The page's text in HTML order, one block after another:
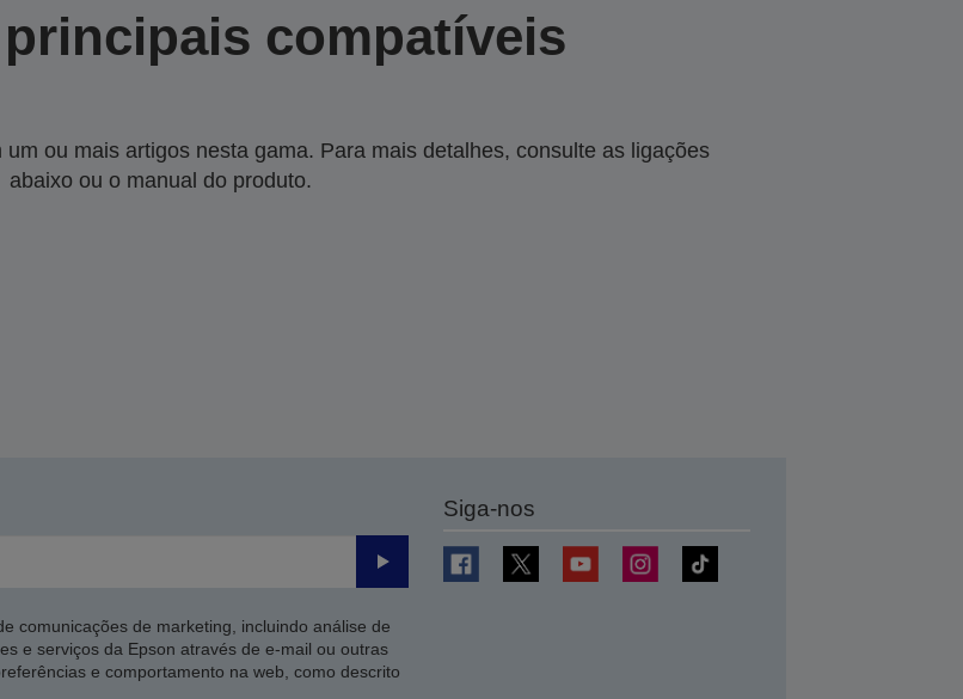
compatíveis
ou mais artigos nesta gama. Para mais detalhes, consulte as ligações
abaixo ou o manual do produto.
Enviar
comunicações de marketing, incluindo análise de
e serviços da Epson através de e-mail ou outras
e comportamento na web, como descrito
Siga-nos